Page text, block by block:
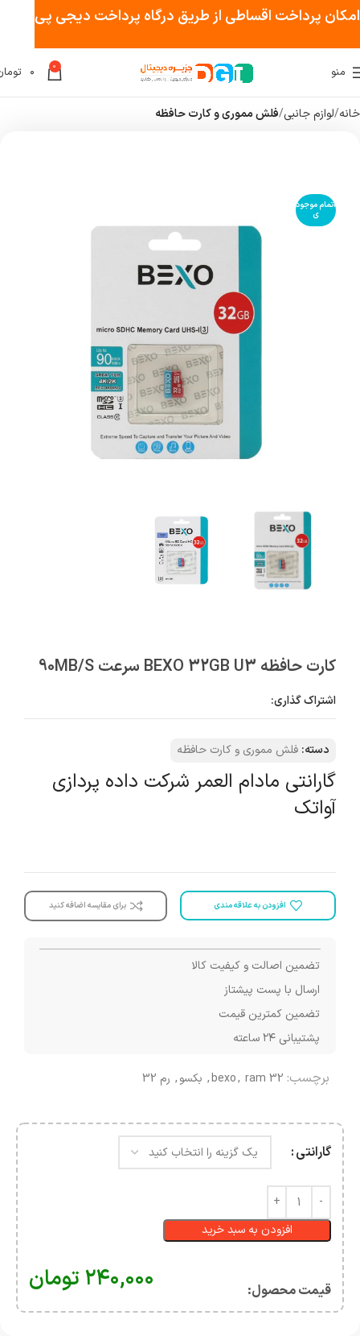
منو 0 ۰
خانه لوازم جانبی فلش مموری و کارت حافظه
اتمام موجود
ی
کارت حافظه BEXO 32GB U3 سرعت 90MB/S
اشتراک گذاری:
دسته: فلش مموری و کارت حافظه
گارانتی مادام العمر شرکت داده پردازی
آواتک
افزودن به علاقه مندی برای مقایسه اضافه کنید
تضمین اصالت و کیفیت کالا
ارسال با پست پیشتاز
تضمین کمترین قیمت
پشتیبانی ۲۴ ساعته
برچسب: bexo, ram 32
, بکسو, رم 32
گارانتی
افزودن به سبد خرید
قیمت محصول:​ ۲۴۰,۰۰۰ تومان
امکان پرداخت اقساطی از طریق درگاه پرداخت دیجی پی